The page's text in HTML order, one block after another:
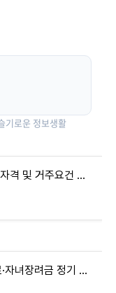
기로운 정보생활
청년월세 특별지원 신청 자격 및 거주요건 완벽 가이드 (14편)
[정부지원] 2026년 근로·자녀장려금 정기 신청 최종 점검 | 신청 자격 및 지급액 기술 (제31편)